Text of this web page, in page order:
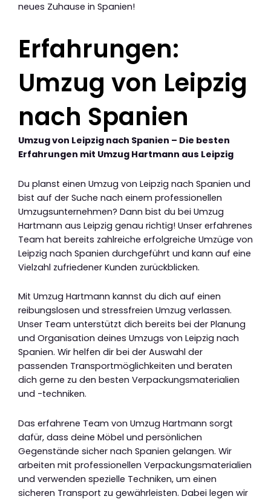
neues Zuhause in Spanien!
Erfahrungen:
Umzug von Leipzig
nach Spanien
Umzug von Leipzig nach Spanien – Die besten
Erfahrungen mit Umzug Hartmann aus Leipzig
Du planst einen Umzug von Leipzig nach Spanien und
bist auf der Suche nach einem professionellen
Umzugsunternehmen? Dann bist du bei Umzug
Hartmann aus Leipzig genau richtig! Unser erfahrenes
Team hat bereits zahlreiche erfolgreiche Umzüge von
Leipzig nach Spanien durchgeführt und kann auf eine
Vielzahl zufriedener Kunden zurückblicken.
Mit Umzug Hartmann kannst du dich auf einen
reibungslosen und stressfreien Umzug verlassen.
Unser Team unterstützt dich bereits bei der Planung
und Organisation deines Umzugs von Leipzig nach
Spanien. Wir helfen dir bei der Auswahl der
passenden Transportmöglichkeiten und beraten
dich gerne zu den besten Verpackungsmaterialien
und -techniken.
Das erfahrene Team von Umzug Hartmann sorgt
dafür, dass deine Möbel und persönlichen
Gegenstände sicher nach Spanien gelangen. Wir
arbeiten mit professionellen Verpackungsmaterialien
und verwenden spezielle Techniken, um einen
sicheren Transport zu gewährleisten. Dabei legen wir